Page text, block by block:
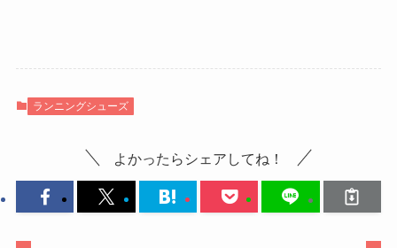
ランニングシューズ
よかったらシェアしてね！